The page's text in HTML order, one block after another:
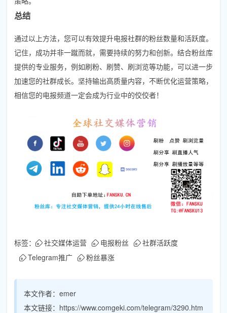
总结
通过以上方法，您可以有效提升电报社群的粉丝数量和活跃度。
记住，成功并非一蹴而就，需要持续的努力和创新。结合粉丝库
提供的专业服务，例如刷粉、刷赞、刷浏览等功能，可以进一步
加速您的社群成长。坚持输出高质量内容，不断优化运营策略，
相信您的电报频道一定会成为行业中的佼佼者！
标签： 社交媒体运营 电报粉丝
社群活跃度
Telegram推广
粉丝暴涨
本文作者： emer
本文链接： https://www.comgeki.com/telegram/3290.htm